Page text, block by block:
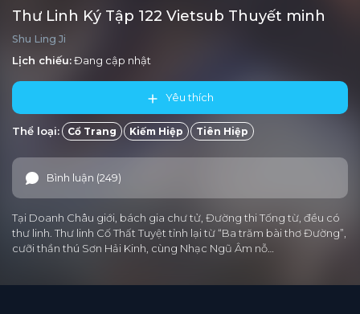
Tập 45 Tập 44 Tập 43 Tập 42 Tập 41
Tập 40
Tập 28
Tập 25 Tập 24 Tập 23 Tập 22
Tập 15 Tập 14 Tập 13 Tập 12 Tập 11
Tập 10 Tập 9 Tập 8 Tập 7 Tập 6
Thư Linh Ký Tập 122 Vietsub Thuyết minh
Shu Ling Ji
Lịch chiếu:Đang cập nhật
Yêu thích
Thể loại: Cổ Trang Kiếm Hiệp Tiên Hiệp
Bình luận (249)
Tại Doanh Châu giới, bách gia chư tử, Đường thi Tống từ, đều có
thư linh. Thư linh Cố Thất Tuyệt tỉnh lại từ “Ba trăm bài thơ Đường”,
cưỡi thần thú Sơn Hải Kinh, cùng Nhạc Ngũ Âm nỗ…